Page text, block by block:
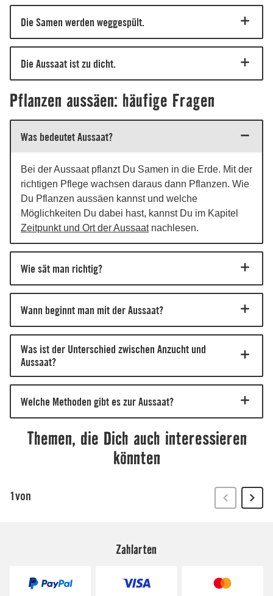
Zahlarten